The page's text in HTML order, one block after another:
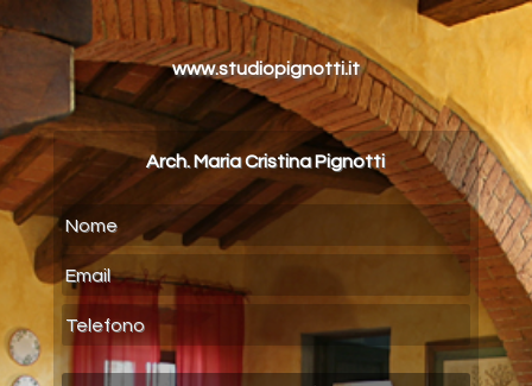
www.studiopignotti.it
Arch. Maria Cristina Pignotti